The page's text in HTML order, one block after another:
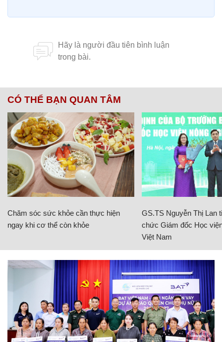
CÓ THỂ BẠN QUAN TÂM
Chăm sóc sức khỏe cần thực hiện
ngay khi cơ thể còn khỏe
GS.TS Nguyễn Thị Lan
chức Giám đốc Học
Việt Nam